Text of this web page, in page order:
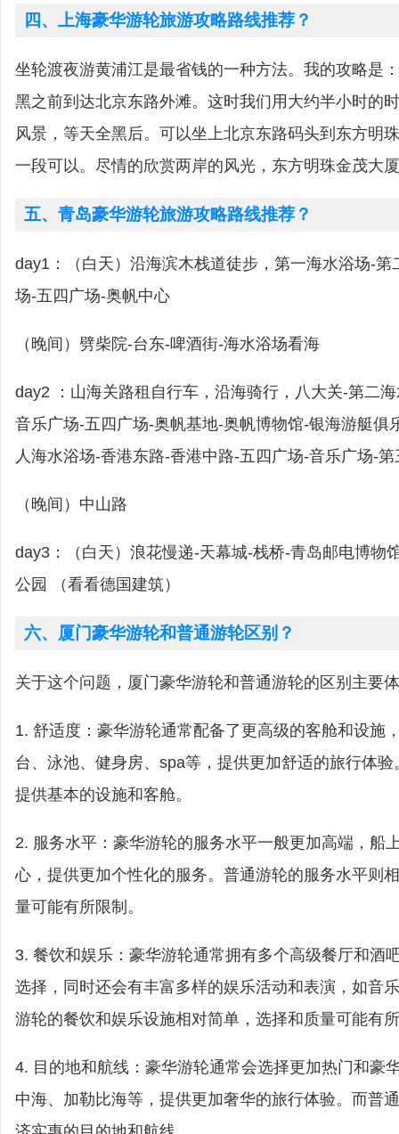
四、上海豪华游轮旅游攻略路线推荐？
坐轮渡夜游黄浦江是最省钱的一种方法。我的攻略是
黑之前到达北京东路外滩。这时我们用大约半小时的
风景，等天全黑后。可以坐上北京东路码头到东方明
一段可以。尽情的欣赏两岸的风光，东方明珠金茂大
五、青岛豪华游轮旅游攻略路线推荐？
day1：（白天）沿海滨木栈道徒步，第一海水浴场-第
场-五四广场-奥帆中心
（晚间）劈柴院-台东-啤酒街-海水浴场看海
day2 ：山海关路租自行车，沿海骑行，八大关-第二
音乐广场-五四广场-奥帆基地-奥帆博物馆-银海游艇俱
人海水浴场-香港东路-香港中路-五四广场-音乐广场-
（晚间）中山路
day3：（白天）浪花慢递-天幕城-栈桥-青岛邮电博物
公园 （看看德国建筑）
六、厦门豪华游轮和普通游轮区别？
关于这个问题，厦门豪华游轮和普通游轮的区别主要
1. 舒适度：豪华游轮通常配备了更高级的客舱和设施
台、泳池、健身房、spa等，提供更加舒适的旅行体
提供基本的设施和客舱。
2. 服务水平：豪华游轮的服务水平一般更加高端，船
心，提供更加个性化的服务。普通游轮的服务水平则
量可能有所限制。
3. 餐饮和娱乐：豪华游轮通常拥有多个高级餐厅和酒
选择，同时还会有丰富多样的娱乐活动和表演，如音
游轮的餐饮和娱乐设施相对简单，选择和质量可能有
4. 目的地和航线：豪华游轮通常会选择更加热门和豪
中海、加勒比海等，提供更加奢华的旅行体验。而普